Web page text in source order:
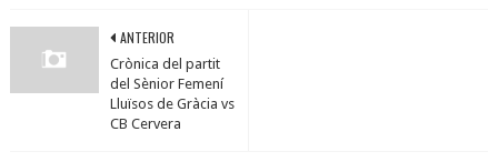
ANTERIOR
Crònica del partit
del Sènior Femení
Lluïsos de Gràcia vs
CB Cervera